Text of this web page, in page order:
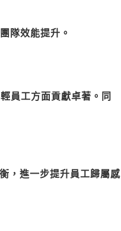
隊效能提升。
員工方面貢獻卓著。同
，進一步提升員工歸屬感